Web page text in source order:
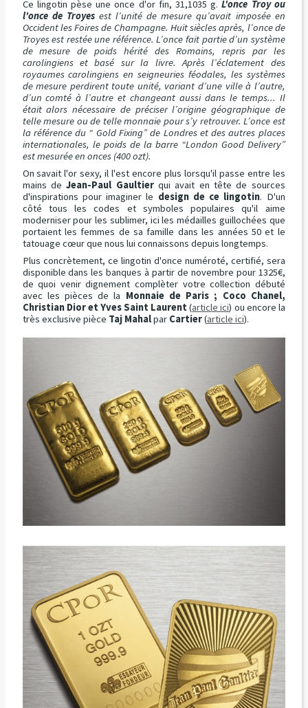
Ce lingotin pèse une once d'or fin, 31,1035 g.L'once Troy ou
l'once de Troyesest l’unité de mesure qu’avait imposée en
Occident les Foires de Champagne. Huit siècles après, l’once de
Troyes est restée une référence. L’once fait partie d’un système
de mesure de poids hérité des Romains, repris par les
carolingiens et basé sur la livre. Après l’éclatement des
royaumes carolingiens en seigneuries féodales, les systèmes
de mesure perdirent toute unité, variant d’une ville à l’autre,
d’un comté à l’autre et changeant aussi dans le temps... Il
était alors nécessaire de préciser l’origine géographique de
telle mesure ou de telle monnaie pour s’y retrouver. L’once est
la référence du “ Gold Fixing” de Londres et des autres places
internationales, le poids de la barre “London Good Delivery”
est mesurée en onces (400 ozt).
On savait l'or sexy, il l'est encore plus lorsqu'il passe entre les
mains deJean-Paul Gaultierqui avait en tête de sources
d'inspirations pour imaginer le design de ce lingotin. D'un
côté tous les codes et symboles populaires qu'il aime
moderniser pour les sublimer, ici les médailles guillochées que
portaient les femmes de sa famille dans les années 50 et le
tatouage cœur que nous lui connaissons depuis longtemps.
Plus concrètement, ce lingotin d'once numéroté, certifié, sera
disponible dans les banques à partir de novembre pour 1325€,
de quoi venir dignement complèter votre collection débuté
avec les pièces de la Monnaie de Paris ; Coco Chanel,
Christian Dior et Yves Saint Laurent(article ici) ou encore la
très exclusive pièce Taj MahalparCartier(article ici).